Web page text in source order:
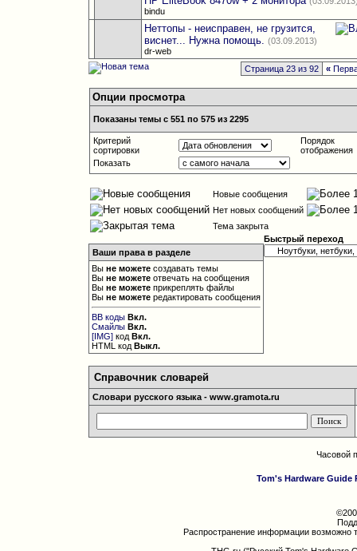
bindu
Неттопы - неисправен, не грузится,
виснет... Нужна помощь. (03.09.2013)
dr-web
Страница 23 из 92
«
Опции просмотра
Показаны темы с 551 по 575 из 2295
Критерий
сортировки
Порядок
отображения
Показать
Новые сообщения
Нет новых сообщений
Тема закрыта
Ваши права в разделе
Выне можете создавать темы
Выне можете отвечать на сообщения
Выне можете прикреплять файлы
Выне можете редактировать сообщения
BB коды Вкл.
Смайлы Вкл.
[IMG] кодВкл.
HTML кодВыкл.
Быстрый переход
Справочник словарей
Словари русского языка - www.gramota.ru
Часовой
Tom's Hardware Guide
Распространение информации возможно